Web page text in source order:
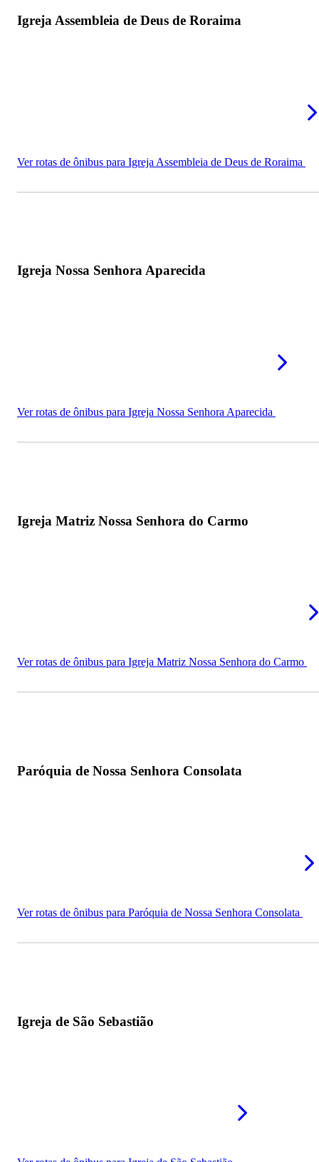
Igreja Assembleia de Deus de Roraima
Ver rotas de ônibus para Igreja Assembleia de Deus de Roraima
Igreja Nossa Senhora Aparecida
Ver rotas de ônibus para Igreja Nossa Senhora Aparecida
Igreja Matriz Nossa Senhora do Carmo
Ver rotas de ônibus para Igreja Matriz Nossa Senhora do Carmo
Paróquia de Nossa Senhora Consolata
Ver rotas de ônibus para Paróquia de Nossa Senhora Consolata
Igreja de São Sebastião